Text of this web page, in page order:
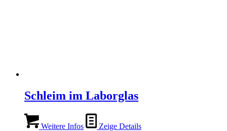
Schleim im Laborglas
Weitere Infos Zeige Details